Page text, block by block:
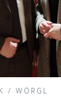
/WÖRGL